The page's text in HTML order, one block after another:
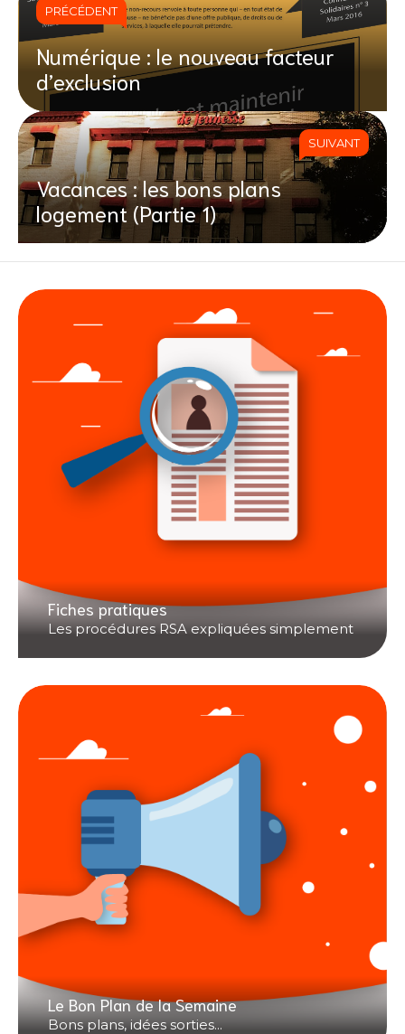
PRÉCÉDENT
Numérique : le nouveau facteur
d’exclusion
SUIVANT
Vacances : les bons plans
logement (Partie 1)
Fiches pratiques
Les procédures RSA expliquées simplement
Le Bon Plan de la Semaine
Bons plans, idées sorties...